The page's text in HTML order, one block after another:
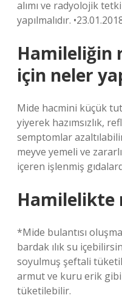
alımı ve radyolojik
yapılmalıdır.
Hamileliğin
için neler
Mide hacmini küçük
yiyerek hazımsızlık,
semptomlar
meyve yemeli ve
içeren işlenmiş
Hamilelikte
*Mide bulantısı
bardak ılık su
soyulmuş şeftali
armut ve kuru erik gibi
tüketilebilir.